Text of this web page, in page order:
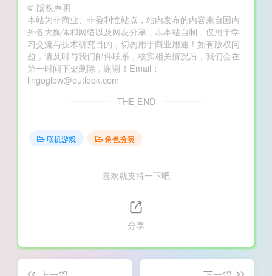
© 版权声明
本站为非商业、非盈利性站点，站内发布的内容来自国内
外各大媒体和网络以及网友分享，非本站自制，仅用于学
习交流与技术研究目的，切勿用于商业用途！如有版权问
题，请及时与我们邮件联系，核实相关情况后，我们会在
第一时间下架删除，谢谢！Email：
lingoglow@outlook.com
THE END
联机游戏 角色扮演
喜欢就支持一下吧
分享